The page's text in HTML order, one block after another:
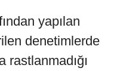
yapılan
denetimlerde